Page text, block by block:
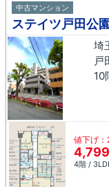
中古マンション
ステイツ戸田公
埼
戸
10
値下げ
4,799
4階 /